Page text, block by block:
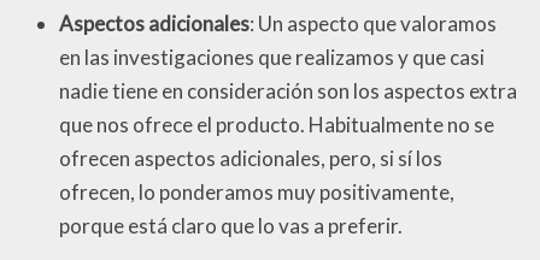
Aspectos adicionales: Un aspecto que valoramos
en las investigaciones que realizamos y que casi
nadie tiene en consideración son los aspectos extra
que nos ofrece el producto. Habitualmente no se
ofrecen aspectos adicionales, pero, si sí los
ofrecen, lo ponderamos muy positivamente,
porque está claro que lo vas a preferir.